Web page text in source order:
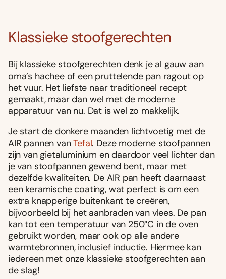
Klassieke stoofgerechten
Bij klassieke stoofgerechten denk je al gauw aan
oma’s hachee of een pruttelende pan ragout op
het vuur. Het liefste naar traditioneel recept
gemaakt, maar dan wel met de moderne
apparatuur van nu. Dat is wel zo makkelijk.
Je start de donkere maanden lichtvoetig met de
AIR pannen vanTefal. Deze moderne stoofpannen
zijn van gietaluminium en daardoor veel lichter dan
je van stoofpannen gewend bent, maar met
dezelfde kwaliteiten. De AIR pan heeft daarnaast
een keramische coating, wat perfect is om een
extra knapperige buitenkant te creëren,
bijvoorbeeld bij het aanbraden van vlees. De pan
kan tot een temperatuur van 250°C in de oven
gebruikt worden, maar ook op alle andere
warmtebronnen, inclusief inductie. Hiermee kan
iedereen met onze klassieke stoofgerechten aan
de slag!